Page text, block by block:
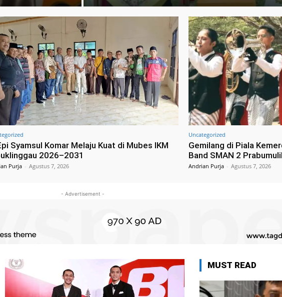
Syamsul Komar Melaju Kuat di Mubes IKM
2026–2031
Purja - Agustus 7, 2026
Uncategorized
Gemilang di Piala
Band SMAN 2
Andrian Purja - Agustus 7, 2026
- Advertisement -
MUST READ